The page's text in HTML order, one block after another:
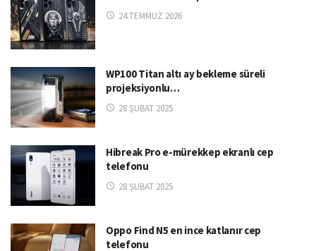
24 TEMMUZ 2026
WP100 Titan altı ay bekleme süreli
projeksiyonlu…
28 ŞUBAT 2025
Hibreak Pro e-mürekkep ekranlı cep
telefonu
28 ŞUBAT 2025
Oppo Find N5 en ince katlanır cep
telefonu